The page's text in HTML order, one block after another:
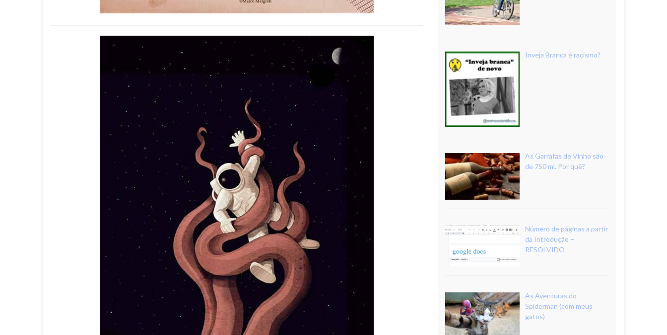
Inveja Branca é racismo?
As Garrafas de Vinho são
de 750 ml. Por quê?
Número de páginas a partir
da Introdução –
RESOLVIDO
As Aventuras do
Spiderman (com meus
gatos)